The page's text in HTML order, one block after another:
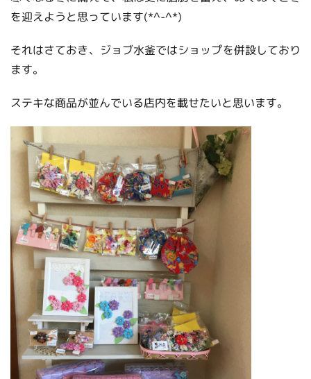
を迎えようと思っています(*^-^*)
それはさておき、ジョブ水釜ではショップを併設しており
ます。
ステキな商品が並んでいる店内を載せたいと思います。